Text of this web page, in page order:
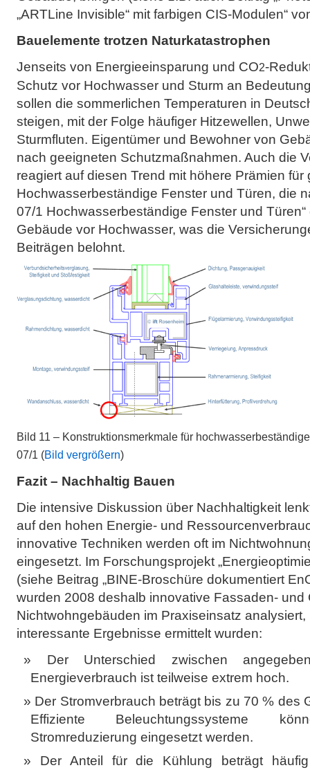
„ARTLine Invisible“ mit farbigen CIS-Modulen“
Bauelemente trotzen Naturkatastrophen
Jenseits von Energieeinsparung und CO2-
Schutz vor Hochwasser und Sturm an
sollen die sommerlichen Temperaturen in
steigen, mit der Folge häufiger Hitzewellen,
Sturmfluten. Eigentümer und Bewohner von
nach geeigneten Schutzmaßnahmen. Auch die
reagiert auf diesen Trend mit höhere Prämien für
Hochwasserbeständige Fenster und Türen, die
07/1 Hochwasserbeständige Fenster und
Gebäude vor Hochwasser, was die
Beiträgen belohnt.
Bild 11 – Konstruktionsmerkmale für
07/1 (Bild vergrößern)
Fazit – Nachhaltig Bauen
Die intensive Diskussion über Nachhaltigkeit
auf den hohen Energie- und
innovative Techniken werden oft im
eingesetzt. Im Forschungsprojekt
(siehe Beitrag „BINE-Broschüre dokumentiert
wurden 2008 deshalb innovative Fassaden-
Nichtwohngebäuden im Praxiseinsatz
interessante Ergebnisse ermittelt wurden:
Der Unterschied zwischen
Energieverbrauch ist teilweise extrem hoch.
Der Stromverbrauch beträgt bis zu 70 % des
Effiziente Beleuchtungssysteme
Stromreduzierung eingesetzt werden.
Der Anteil für die Kühlung beträgt